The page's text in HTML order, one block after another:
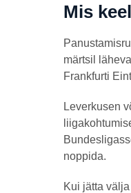
Mis
märtsil
Frankfurti
Leverkusen
noppida.
Kui jätta